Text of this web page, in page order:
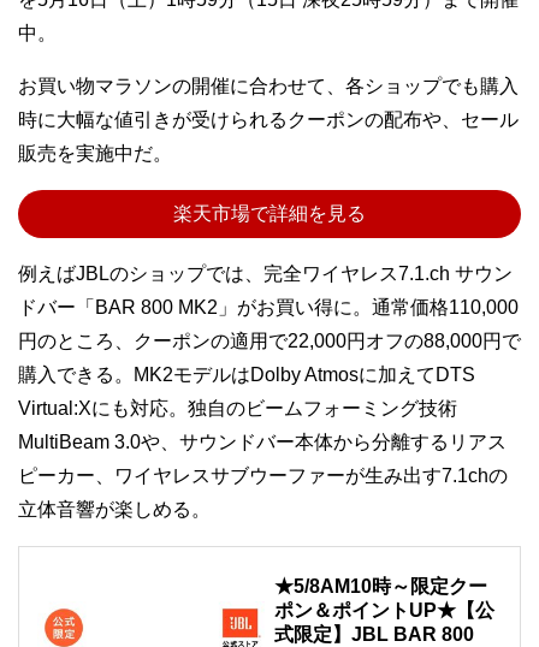
中。
お買い物マラソンの開催に合わせて、各ショップでも購入
時に大幅な値引きが受けられるクーポンの配布や、セール
販売を実施中だ。
楽天市場で詳細を見る
例えばJBLのショップでは、完全ワイヤレス7.1.ch サウン
ドバー「BAR 800 MK2」がお買い得に。通常価格110,000
円のところ、クーポンの適用で22,000円オフの88,000円で
購入できる。MK2モデルはDolby Atmosに加えてDTS
Virtual:Xにも対応。独自のビームフォーミング技術
MultiBeam 3.0や、サウンドバー本体から分離するリアス
ピーカー、ワイヤレスサブウーファーが生み出す7.1chの
立体音響が楽しめる。
★5/8AM10時～限定クー
ポン＆ポイントUP★【公
式限定】JBL BAR 800